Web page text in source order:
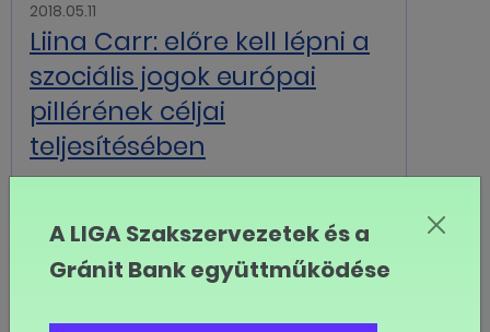
2018.05.11
Liina Carr: előre kell lépni a
szociális jogok európai
pillérének céljai
teljesítésében
2018.05.01
A munkáltatók "klasszikus
A LIGA Szakszervezetek és a
Gránit Bank együttműködése